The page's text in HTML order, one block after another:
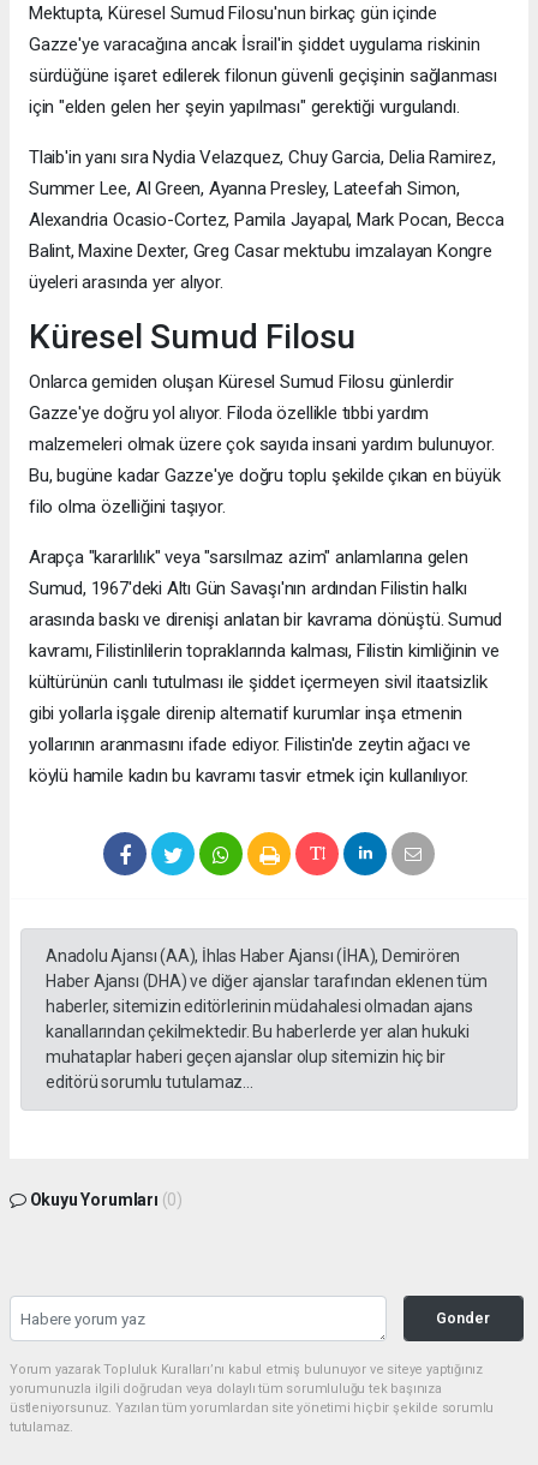
Mektupta, Küresel Sumud Filosu'nun birkaç gün içinde
Gazze'ye varacağına ancak İsrail'in şiddet uygulama riskinin
sürdüğüne işaret edilerek filonun güvenli geçişinin sağlanması
için "elden gelen her şeyin yapılması" gerektiği vurgulandı.
Tlaib'in yanı sıra Nydia Velazquez, Chuy Garcia, Delia Ramirez,
Summer Lee, Al Green, Ayanna Presley, Lateefah Simon,
Alexandria Ocasio-Cortez, Pamila Jayapal, Mark Pocan, Becca
Balint, Maxine Dexter, Greg Casar mektubu imzalayan Kongre
üyeleri arasında yer alıyor.
Küresel Sumud Filosu
Onlarca gemiden oluşan Küresel Sumud Filosu günlerdir
Gazze'ye doğru yol alıyor. Filoda özellikle tıbbi yardım
malzemeleri olmak üzere çok sayıda insani yardım bulunuyor.
Bu, bugüne kadar Gazze'ye doğru toplu şekilde çıkan en büyük
filo olma özelliğini taşıyor.
Arapça "kararlılık" veya "sarsılmaz azim" anlamlarına gelen
Sumud, 1967'deki Altı Gün Savaşı'nın ardından Filistin halkı
arasında baskı ve direnişi anlatan bir kavrama dönüştü. Sumud
kavramı, Filistinlilerin topraklarında kalması, Filistin kimliğinin ve
kültürünün canlı tutulması ile şiddet içermeyen sivil itaatsizlik
gibi yollarla işgale direnip alternatif kurumlar inşa etmenin
yollarının aranmasını ifade ediyor. Filistin'de zeytin ağacı ve
köylü hamile kadın bu kavramı tasvir etmek için kullanılıyor.
Anadolu Ajansı (AA), İhlas Haber Ajansı (İHA), Demirören
Haber Ajansı (DHA) ve diğer ajanslar tarafından eklenen tüm
haberler, sitemizin editörlerinin müdahalesi olmadan ajans
kanallarından çekilmektedir. Bu haberlerde yer alan hukuki
muhataplar haberi geçen ajanslar olup sitemizin hiç bir
editörü sorumlu tutulamaz...
Okuyu Yorumları (0)
Gonder
Yorum yazarak Topluluk Kuralları’nı kabul etmiş bulunuyor ve siteye yaptığınız
yorumunuzla ilgili doğrudan veya dolaylı tüm sorumluluğu tek başınıza
üstleniyorsunuz. Yazılan tüm yorumlardan site yönetimi hiçbir şekilde sorumlu
tutulamaz.